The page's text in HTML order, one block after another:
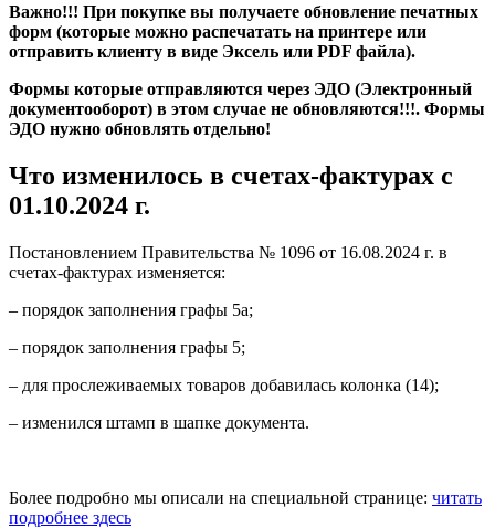
Важно!!! При покупке вы получаете обновление печатных
форм (которые можно распечатать на принтере или
отправить клиенту в виде Эксель или PDF файла).
Формы которые отправляются через ЭДО (Электронный
документооборот) в этом случае не обновляются!!!. Формы
ЭДО нужно обновлять отдельно!
Что изменилось в счетах-фактурах с
01.10.2024 г.
Постановлением Правительства № 1096 от 16.08.2024 г. в
счетах-фактурах изменяется:
– порядок заполнения графы 5а;
– порядок заполнения графы 5;
– для прослеживаемых товаров добавилась колонка (14);
– изменился штамп в шапке документа.
Более подробно мы описали на специальной странице: читать
подробнее здесь